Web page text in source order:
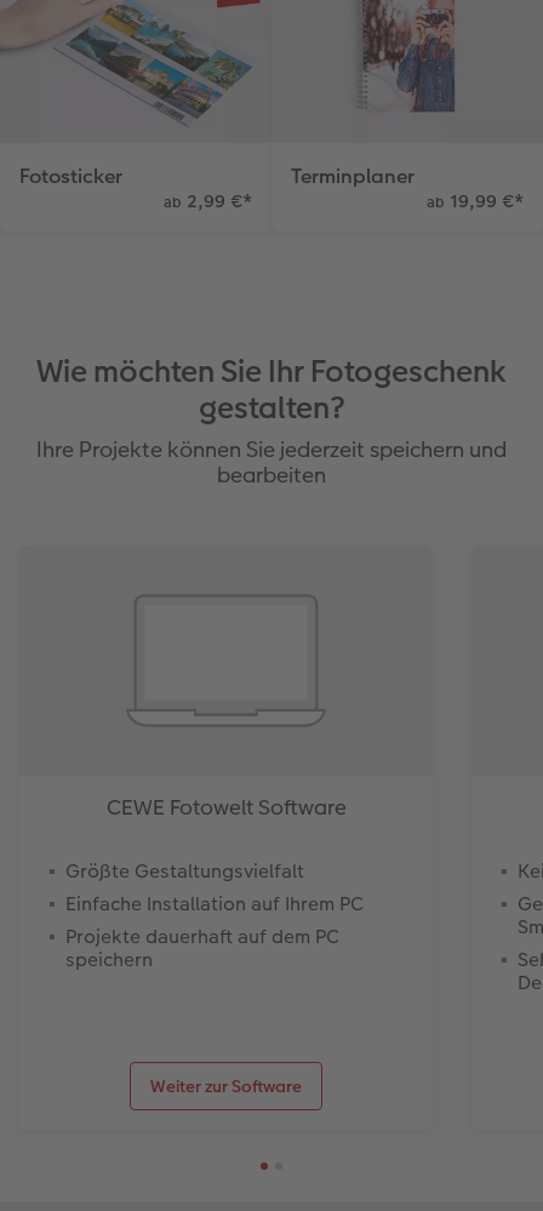
Fotosticker
ab 2,99 €*
Terminplaner
ab 19,99 €*
Wie möchten Sie Ihr Fotogeschenk
gestalten?
Ihre Projekte können Sie jederzeit speichern und
bearbeiten
CEWE Fotowelt Software
Größte Gestaltungsvielfalt
Einfache Installation auf Ihrem PC
Projekte dauerhaft auf dem PC
speichern
Weiter zur Software